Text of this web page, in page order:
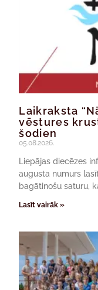
Laikraksta
vēstures
šodien
05.08.2026.
Liepājas diecēzes
augusta numurs
bagātinošu saturu,
Lasīt vairāk »